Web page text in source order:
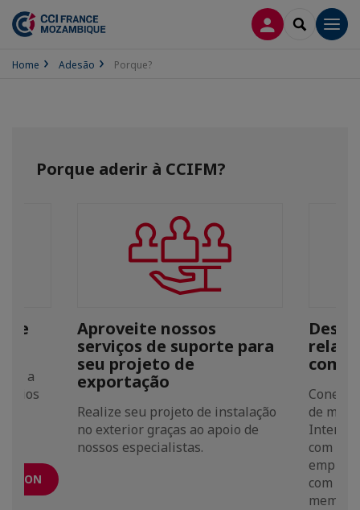
CONEXÃOSEARCH
Home Adesão Porque?
Porque aderir à CCIFM?
a
Aproveite nossos
serviços de suporte para
seu projeto de
exportação
Realize seu projeto de instalação
no exterior graças ao apoio de
nossos especialistas.
de
com a
com